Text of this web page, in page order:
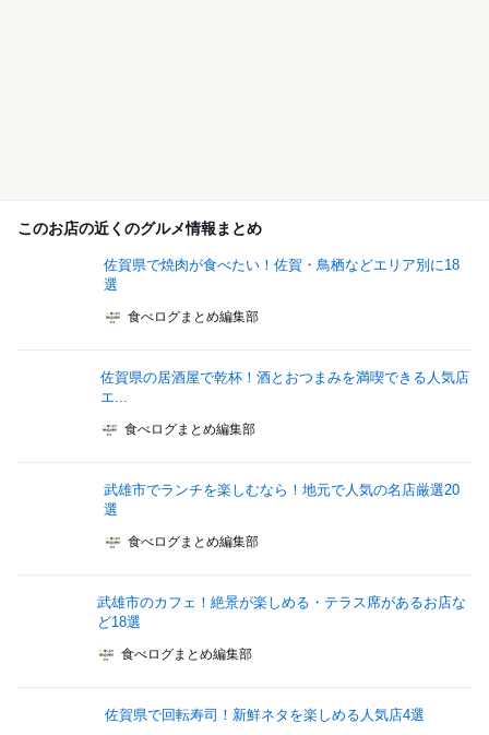
このお店の近くのグルメ情報まとめ
佐賀県で焼肉が食べたい！佐賀・鳥栖などエリア別に18
選
食べログまとめ編集部
佐賀県の居酒屋で乾杯！酒とおつまみを満喫できる人気店
エ...
食べログまとめ編集部
武雄市でランチを楽しむなら！地元で人気の名店厳選20
選
食べログまとめ編集部
武雄市のカフェ！絶景が楽しめる・テラス席があるお店な
ど18選
食べログまとめ編集部
佐賀県で回転寿司！新鮮ネタを楽しめる人気店4選